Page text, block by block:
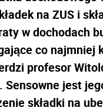
na ZUS i
w dochodach
co najmniej
profesor
Sensowne jest
składki na